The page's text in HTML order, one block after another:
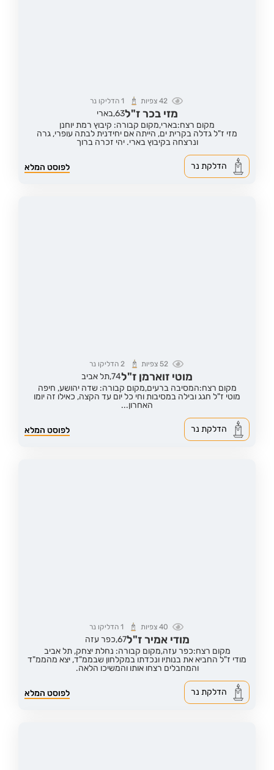
42צפיות 1 הדליקו נר
מזי בכר ז"ל63,בארי
מקום רצח:בארי,מקום קבורה: קיבוץ רמת יוחנן
מזי ז"ל גדלה בקרית ים, הייתה אם יחידנית לבתה עופרי, גרה
ונרצחה בקיבוץ בארי. יהי זכרה ברוך
לפוסט המלא הדלקת נר
52צפיות 2 הדליקו נר
מוטי זוארמן ז"ל74,תל אביב
מקום רצח:המסיבה ברעים,מקום קבורה: שדה יהושע, חיפה
מוטי ז"ל חגג ובילה במסיבות וחי כל יום עד הקצה, כאילו זה יומו
האחרון...
לפוסט המלא הדלקת נר
40 צפיות 1הדליקו נר
מודי אמיר ז"ל67, כפר עזה
מקום רצח:כפר עזה,מקום קבורה: נחלת יצחק, תל אביב
מודי ז"ל החביא את בנותיו ונכדתו במקלחון שבממ"ד, יצא מהממ"ד
והמחבלים רצחו אותו והמשיכו הלאה.
לפוסט המלא הדלקת נר